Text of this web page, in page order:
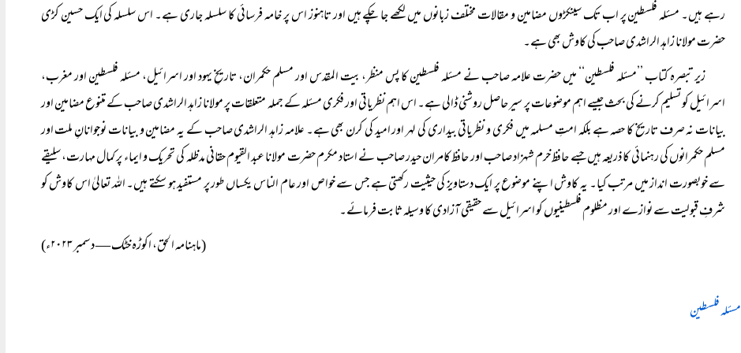
رہے ہیں۔ مسئلہ فلسطین پر اب تک سینکڑوں مضامین و مقالات مختلف زبانوں میں لکھے جا چکے ہیں اور تاہنوز اس پر خامہ فرسائی کا سلسلہ جاری ہے۔ اس سلسلہ کی ایک حسین کڑی
حضرت مولانا زاہد الراشدی صاحب کی کاوش بھی ہے۔
زیر تبصرہ کتاب ’’مسئلہ فلسطین‘‘ میں حضرت علامہ صاحب نے مسئلہ فلسطین کا پس منظر، بیت المقدس اور مسلم حکمران، تاریخِ یہود اور اسرائیل، مسئلہ فلسطین اور مغرب،
اسرائیل کو تسلیم کرنے کی بحث جیسے اہم موضوعات پر سیر حاصل روشنی ڈالی ہے۔ اس اہم نظریاتی اور فکری مسئلہ کے جملہ متعلقات پر مولانا زاہد الراشدی صاحب کے متنوع مضامین اور
بیانات نہ صرف تاریخ کا حصہ ہے بلکہ امتِ مسلمہ میں فکری و نظریاتی بیداری کی لہر اور امید کی کرن بھی ہے۔ علامہ زاہد الراشدی صاحب کے یہ مضامین و بیانات نوجوانانِ ملت اور
مسلم حکمرانوں کی رہنمائی کا ذریعہ ہیں جسے حافظ خرم شہزاد صاحب اور حافظ کامران حیدر صاحب نے استاد مکرم حضرت مولانا عبد القیوم حقانی مدظلہ کی تحریک و ایماء پر کمال مہارت، سلیقے
سے خوبصورت انداز میں مرتب کیا۔ یہ کاوش اپنے موضوع پر ایک دستاویز کی حیثیت رکھتی ہے جس سے خواص اور عام الناس یکساں طور پر مستفید ہو سکتے ہیں۔ اللہ تعالیٰ اس کاوش کو
شرفِ قبولیت سے نوازے اور مظلوم فلسطینیوں کو اسرائیل سے حقیقی آزادی کا وسیلہ ثابت فرمائے۔
(ماہنامہ الحق، اکوڑہ خٹک — دسمبر ۲۰۲۳ء)
مسئلہ فلسطین